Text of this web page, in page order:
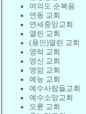
여의도 순복음
연동 교회
연세중앙교회
열린 교회
(용인)열린 교회
영락 교회
영신 교회
영암 교회
예능 교회
예수사람들교회
예수소망교회
오륜 교회